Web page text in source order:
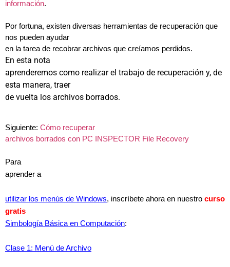
información.
Por fortuna, existen diversas herramientas de recuperación que
nos pueden ayudar
en la tarea de recobrar archivos que creíamos perdidos.
En esta nota
aprenderemos como realizar el trabajo de recuperación y, de
esta manera, traer
de vuelta los archivos borrados.
Siguiente: Cómo recuperar
archivos borrados con PC INSPECTOR File Recovery
Para
aprender a
utilizar los menús de Windows, inscríbete ahora en nuestro curso
gratis
Simbología Básica en Computación:
Clase 1: Menú de Archivo